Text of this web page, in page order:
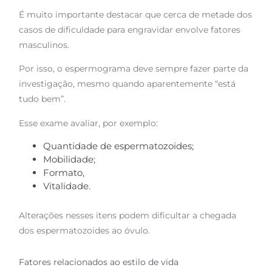
É muito importante destacar que cerca de metade dos
casos de dificuldade para engravidar envolve fatores
masculinos.
Por isso, o espermograma deve sempre fazer parte da
investigação, mesmo quando aparentemente “está
tudo bem”.
Esse exame avaliar, por exemplo:
Quantidade de espermatozoides;
Mobilidade;
Formato,
Vitalidade.
Alterações nesses itens podem dificultar a chegada
dos espermatozoides ao óvulo.
Fatores relacionados ao estilo de vida